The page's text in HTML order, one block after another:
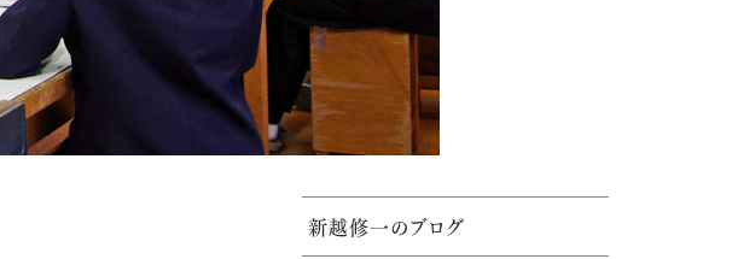
新越修一のブログ